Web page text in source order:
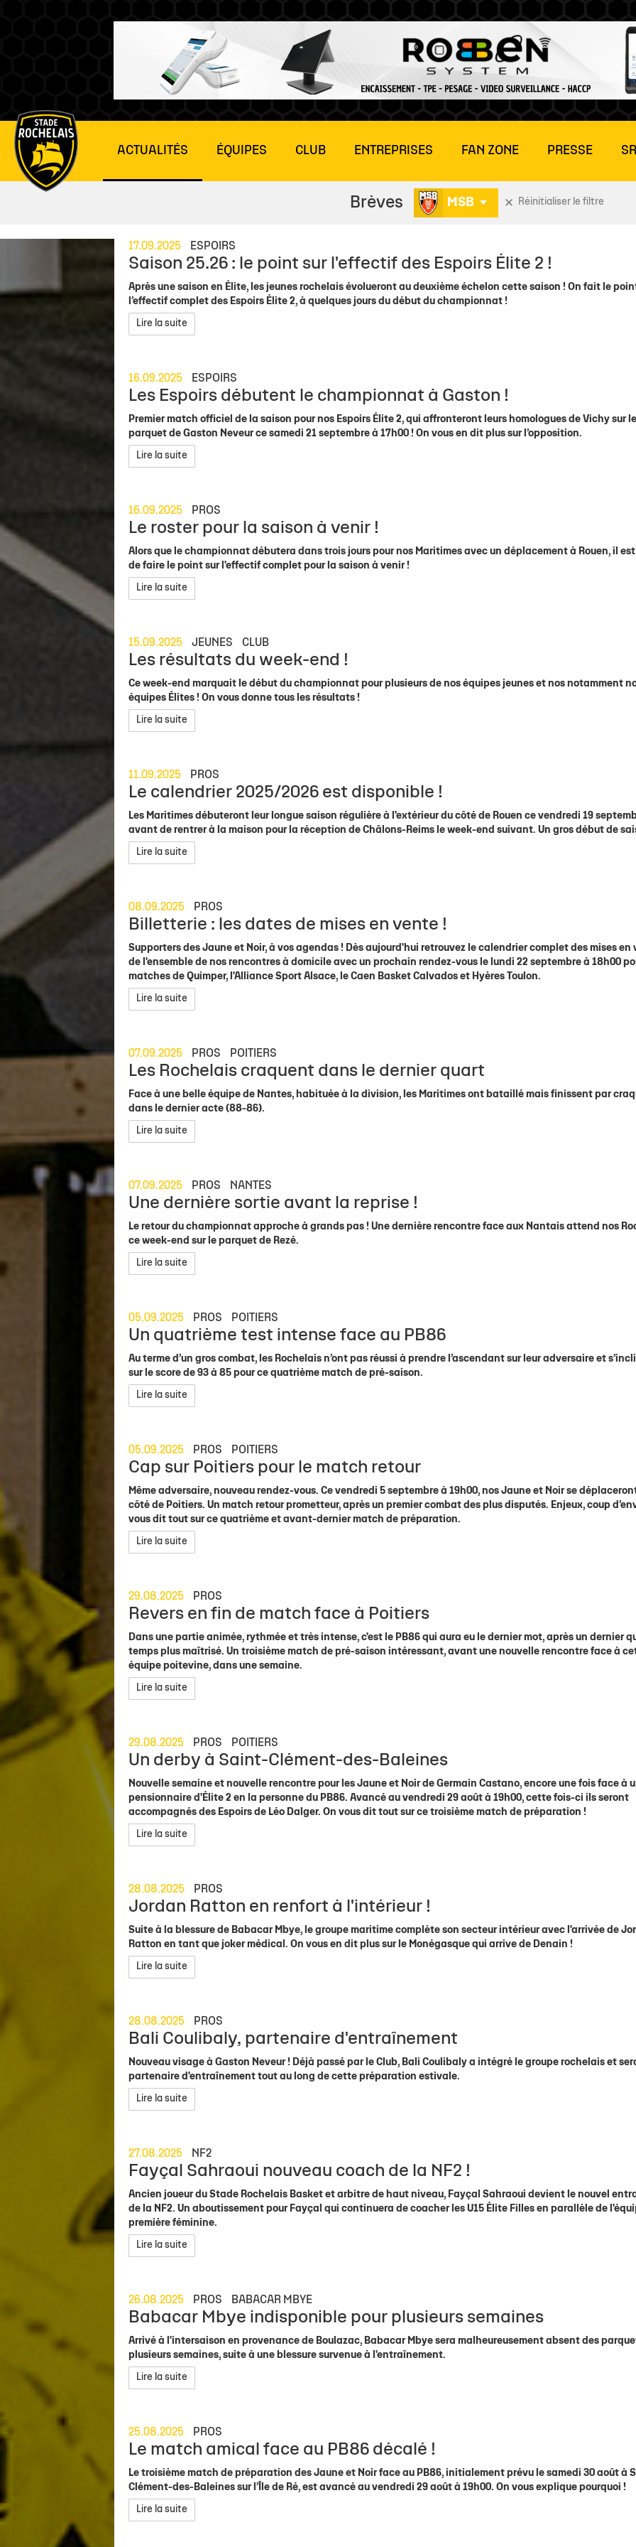
Main
site
navigation
ACTUALITÉS
Toute l'actu
Actu club
Stade Rochelais TV
Photothèque
ÉQUIPES
Actu Pros
Calendrier Coupe de France
Actu Espoirs
Équipe Espoirs
Actu NF2
Actu Seniors
PRM
3x3
CLUB
Actu Club
Organigramme SAS
Carrière
Gaston Neveur
Missions et valeurs
ENTREPRISES
Actu Partenaires
Annuaire
CSE
Offre Hospitalités
FAN ZONE
Jour de match
Tarifs billetterie
Concours de shoots - McDonald's LR
Stade Rochelais TV
Photothèque
Club des supporters :
PRESSE
Accréditations
Temps médias
Demande d'interview
Rejoindre notre liste
Brèves MSB Réinitialiser le filtre
17.09.2025 ESPOIRS
Saison 25.26 : le point sur l'effectif des Espoirs Élite 2 !
Après une saison en Élite, les jeunes rochelais évolueront au deuxième échelon cette saison ! On fait le
l’effectif complet des Espoirs Élite 2, à quelques jours du début du championnat !
Lire la suite
16.09.2025 ESPOIRS
Les Espoirs débutent le championnat à Gaston !
Premier match officiel de la saison pour nos Espoirs Élite 2, qui affronteront leurs homologues de Vichy sur le
parquet de Gaston Neveur ce samedi 21 septembre à 17h00 ! On vous en dit plus sur l’opposition.
Lire la suite
16.09.2025 PROS
Le roster pour la saison à venir !
Alors que le championnat débutera dans trois jours pour nos Maritimes avec un déplacement à Rouen, il
de faire le point sur l'effectif complet pour la saison à venir !
Lire la suite
15.09.2025 JEUNES CLUB
Les résultats du week-end !
Ce week-end marquait le début du championnat pour plusieurs de nos équipes jeunes et nos notamment
équipes Élites ! On vous donne tous les résultats !
Lire la suite
11.09.2025 PROS
Le calendrier 2025/2026 est disponible !
Les Maritimes débuteront leur longue saison régulière à l'extérieur du côté de Rouen ce vendredi 19
avant de rentrer à la maison pour la réception de Châlons-Reims le week-end suivant. Un gros début de
Lire la suite
08.09.2025 PROS
Billetterie : les dates de mises en vente !
Supporters des Jaune et Noir, à vos agendas ! Dès aujourd'hui retrouvez le calendrier complet des mises en
de l'ensemble de nos rencontres à domicile avec un prochain rendez-vous le lundi 22 septembre à 18h00
matches de Quimper, l'Alliance Sport Alsace, le Caen Basket Calvados et Hyères Toulon.
Lire la suite
07.09.2025 PROS POITIERS
Les Rochelais craquent dans le dernier quart
Face à une belle équipe de Nantes, habituée à la division, les Maritimes ont bataillé mais finissent par
dans le dernier acte (88-86).
Lire la suite
07.09.2025 PROS NANTES
Une dernière sortie avant la reprise !
Le retour du championnat approche à grands pas ! Une dernière rencontre face aux Nantais attend nos
ce week-end sur le parquet de Rezé.
Lire la suite
05.09.2025 PROS POITIERS
Un quatrième test intense face au PB86
Au terme d’un gros combat, les Rochelais n’ont pas réussi à prendre l’ascendant sur leur adversaire et
sur le score de 93 à 85 pour ce quatrième match de pré-saison.
Lire la suite
05.09.2025 PROS POITIERS
Cap sur Poitiers pour le match retour
Même adversaire, nouveau rendez-vous. Ce vendredi 5 septembre à 19h00, nos Jaune et Noir se
côté de Poitiers. Un match retour prometteur, après un premier combat des plus disputés. Enjeux, coup
vous dit tout sur ce quatrième et avant-dernier match de préparation.
Lire la suite
29.08.2025 PROS
Revers en fin de match face à Poitiers
Dans une partie animée, rythmée et très intense, c'est le PB86 qui aura eu le dernier mot, après un dernier
temps plus maîtrisé. Un troisième match de pré-saison intéressant, avant une nouvelle rencontre face à
équipe poitevine, dans une semaine.
Lire la suite
29.08.2025 PROS POITIERS
Un derby à Saint-Clément-des-Baleines
Nouvelle semaine et nouvelle rencontre pour les Jaune et Noir de Germain Castano, encore une fois face à
pensionnaire d'Élite 2 en la personne du PB86. Avancé au vendredi 29 août à 19h00, cette fois-ci ils seront
accompagnés des Espoirs de Léo Dalger. On vous dit tout sur ce troisième match de préparation !
Lire la suite
28.08.2025 PROS
Jordan Ratton en renfort à l'intérieur !
Suite à la blessure de Babacar Mbye, le groupe maritime complète son secteur intérieur avec l'arrivée de
Ratton en tant que joker médical. On vous en dit plus sur le Monégasque qui arrive de Denain !
Lire la suite
28.08.2025 PROS
Bali Coulibaly, partenaire d'entraînement
Nouveau visage à Gaston Neveur ! Déjà passé par le Club, Bali Coulibaly a intégré le groupe rochelais et
partenaire d'entraînement tout au long de cette préparation estivale.
Lire la suite
27.08.2025 NF2
Fayçal Sahraoui nouveau coach de la NF2 !
Ancien joueur du Stade Rochelais Basket et arbitre de haut niveau, Fayçal Sahraoui devient le nouvel
de la NF2. Un aboutissement pour Fayçal qui continuera de coacher les U15 Élite Filles en parallèle de
première féminine.
Lire la suite
26.08.2025 PROS BABACAR MBYE
Babacar Mbye indisponible pour plusieurs semaines
Arrivé à l'intersaison en provenance de Boulazac, Babacar Mbye sera malheureusement absent des
plusieurs semaines, suite à une blessure survenue à l'entraînement.
Lire la suite
25.08.2025 PROS
Le match amical face au PB86 décalé !
Le troisième match de préparation des Jaune et Noir face au PB86, initialement prévu le samedi 30 août à
Clément-des-Baleines sur l’Île de Ré, est avancé au vendredi 29 août à 19h00. On vous explique pourquoi !
Lire la suite